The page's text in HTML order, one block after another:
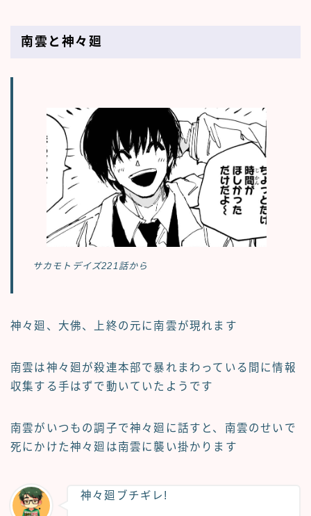
南雲と神々廻
サカモトデイズ221話から
神々廻、大佛、上終の元に南雲が現れます
南雲は神々廻が殺連本部で暴れまわっている間に情報
収集する手はずで動いていたようです
南雲がいつもの調子で神々廻に話すと、南雲のせいで
死にかけた神々廻は南雲に襲い掛かります
神々廻ブチギレ!